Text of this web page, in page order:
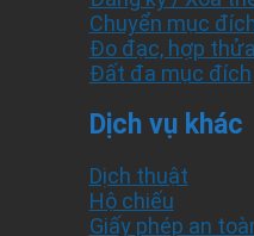
Chuyển mục
Đo đạc, hợp thửa
Đất đa mục đích
Dịch vụ khác
Dịch thuật
Hộ chiếu
Giấy phép an